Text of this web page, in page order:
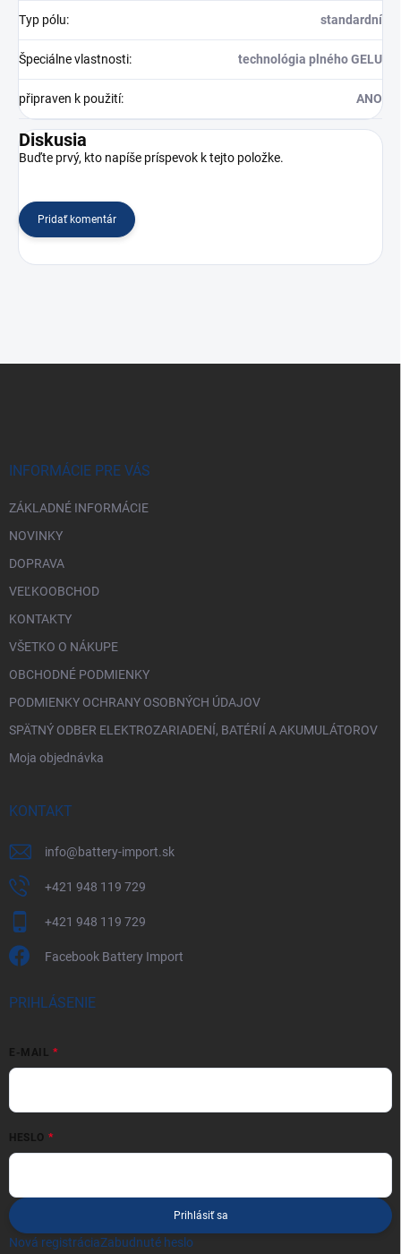
Typ pólu: standardní
Špeciálne vlastnosti: technológia plného GELU
připraven k použití: ANO
Diskusia
Buďte prvý, kto napíše príspevok k tejto položke.
Pridať komentár
INFORMÁCIE PRE VÁS
ZÁKLADNÉ INFORMÁCIE
NOVINKY
DOPRAVA
VEĽKOOBCHOD
KONTAKTY
VŠETKO O NÁKUPE
OBCHODNÉ PODMIENKY
PODMIENKY OCHRANY OSOBNÝCH ÚDAJOV
SPÄTNÝ ODBER ELEKTROZARIADENÍ, BATÉRIÍ A AKUMULÁTOROV
Moja objednávka
KONTAKT
info@battery-import.sk
+421 948 119 729
+421 948 119 729
Facebook Battery Import
PRIHLÁSENIE
E-MAIL
HESLO
Prihlásiť sa
Nová registráciaZabudnuté heslo